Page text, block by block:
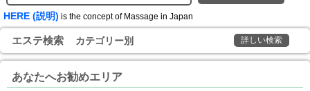
HERE (説明) is the concept of Massage in Japan
エステ検索 カテゴリー別 詳しい検索
あなたへお勧めエリア